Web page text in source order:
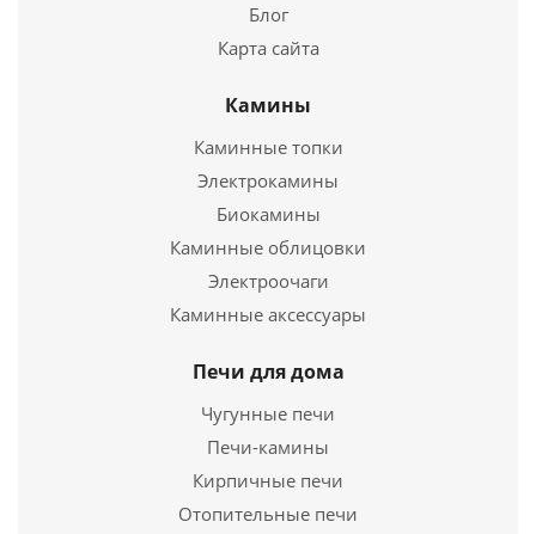
Купить в 1 клик
Блог
Карта сайта
Камины
Каминные топки
Электрокамины
Биокамины
Каминные облицовки
Электроочаги
Каминные аксессуары
Печи для дома
Чугунные печи
Печи-камины
Кирпичные печи
Отопительные печи